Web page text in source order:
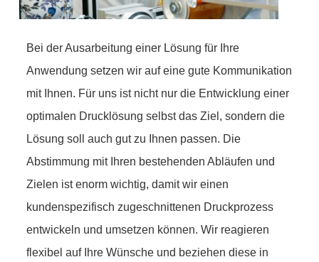
Bei der Ausarbeitung einer Lösung für Ihre
Anwendung setzen wir auf eine gute Kommunikation
mit Ihnen. Für uns ist nicht nur die Entwicklung einer
optimalen Drucklösung selbst das Ziel, sondern die
Lösung soll auch gut zu Ihnen passen. Die
Abstimmung mit Ihren bestehenden Abläufen und
Zielen ist enorm wichtig, damit wir einen
kundenspezifisch zugeschnittenen Druckprozess
entwickeln und umsetzen können. Wir reagieren
flexibel auf Ihre Wünsche und beziehen diese in